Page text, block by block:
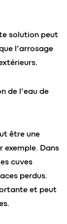
solution peut
l’arrosage
de l’eau de
être une
exemple. Dans
cuves
perdus.
et peut